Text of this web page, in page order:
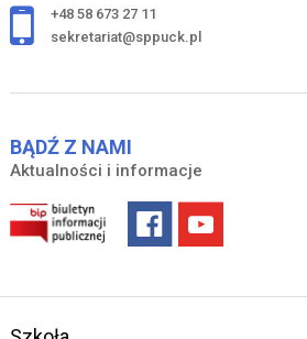
+48 58 673 27 11
sekretariat@sppuck.pl
BĄDŹ Z NAMI
Aktualności i informacje